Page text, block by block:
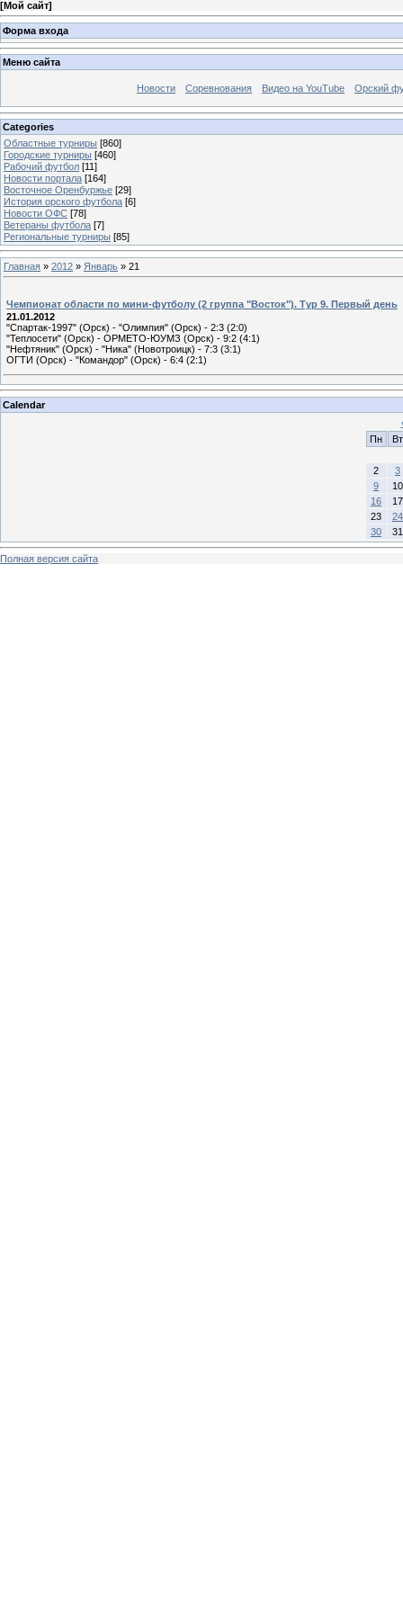
[Мой сайт]
Форма входа
Меню сайта
Новости Соревнования Видео на YouTube Орский
Categories
Областные турниры [860]
Городские турниры [460]
Рабочий футбол [11]
Новости портала [164]
Восточное Оренбуржье [29]
История орского футбола [6]
Новости ОФС [78]
Ветераны футбола [7]
Региональные турниры [85]
Главная » 2012 » Январь » 21
Чемпионат области по мини-футболу (2 группа "Восток"). Тур 9. Первый день
21.01.2012
"Спартак-1997" (Орск) - "Олимпия" (Орск) - 2:3 (2:0)
"Теплосети" (Орск) - ОРМЕТО-ЮУМЗ (Орск) - 9:2 (4:1)
"Нефтяник" (Орск) - "Ника" (Новотроицк) - 7:3 (3:1)
ОГТИ (Орск) - "Командор" (Орск) - 6:4 (2:1)
Calendar
Пн
Вт
2
3
9
10
16
17
23
24
30
31
Полная версия сайта